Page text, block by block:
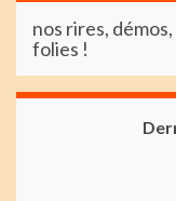
nos rires,
folies !